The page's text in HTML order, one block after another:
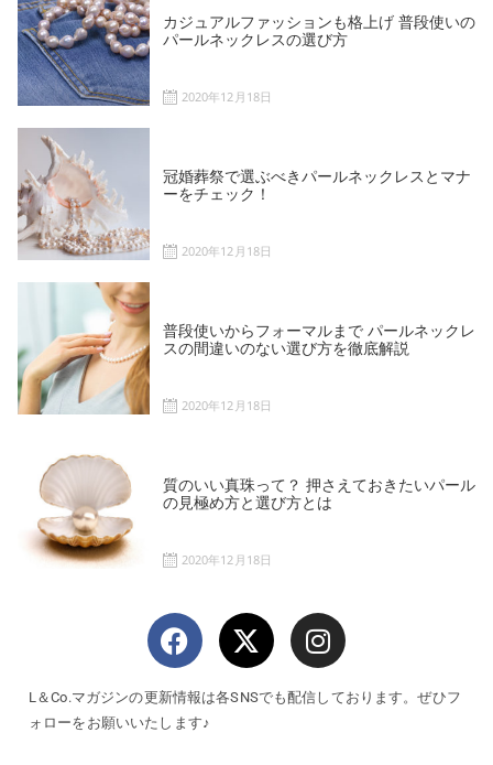
カジュアルファッションも格上げ 普段使いの
パールネックレスの選び方
2020年12月18日
冠婚葬祭で選ぶべきパールネックレスとマナ
ーをチェック！
2020年12月18日
普段使いからフォーマルまで パールネックレ
スの間違いのない選び方を徹底解説
2020年12月18日
質のいい真珠って？ 押さえておきたいパール
の見極め方と選び方とは
2020年12月18日
L＆Co.マガジンの更新情報は各SNSでも配信しております。ぜひフ
ォローをお願いいたします♪